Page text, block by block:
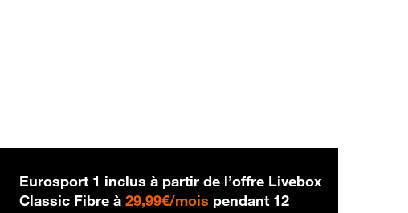
Eurosport 1 inclus à partir de l’offre Livebox
Classic Fibre à29,99€/mois 29,99 € par mois
pendant 12